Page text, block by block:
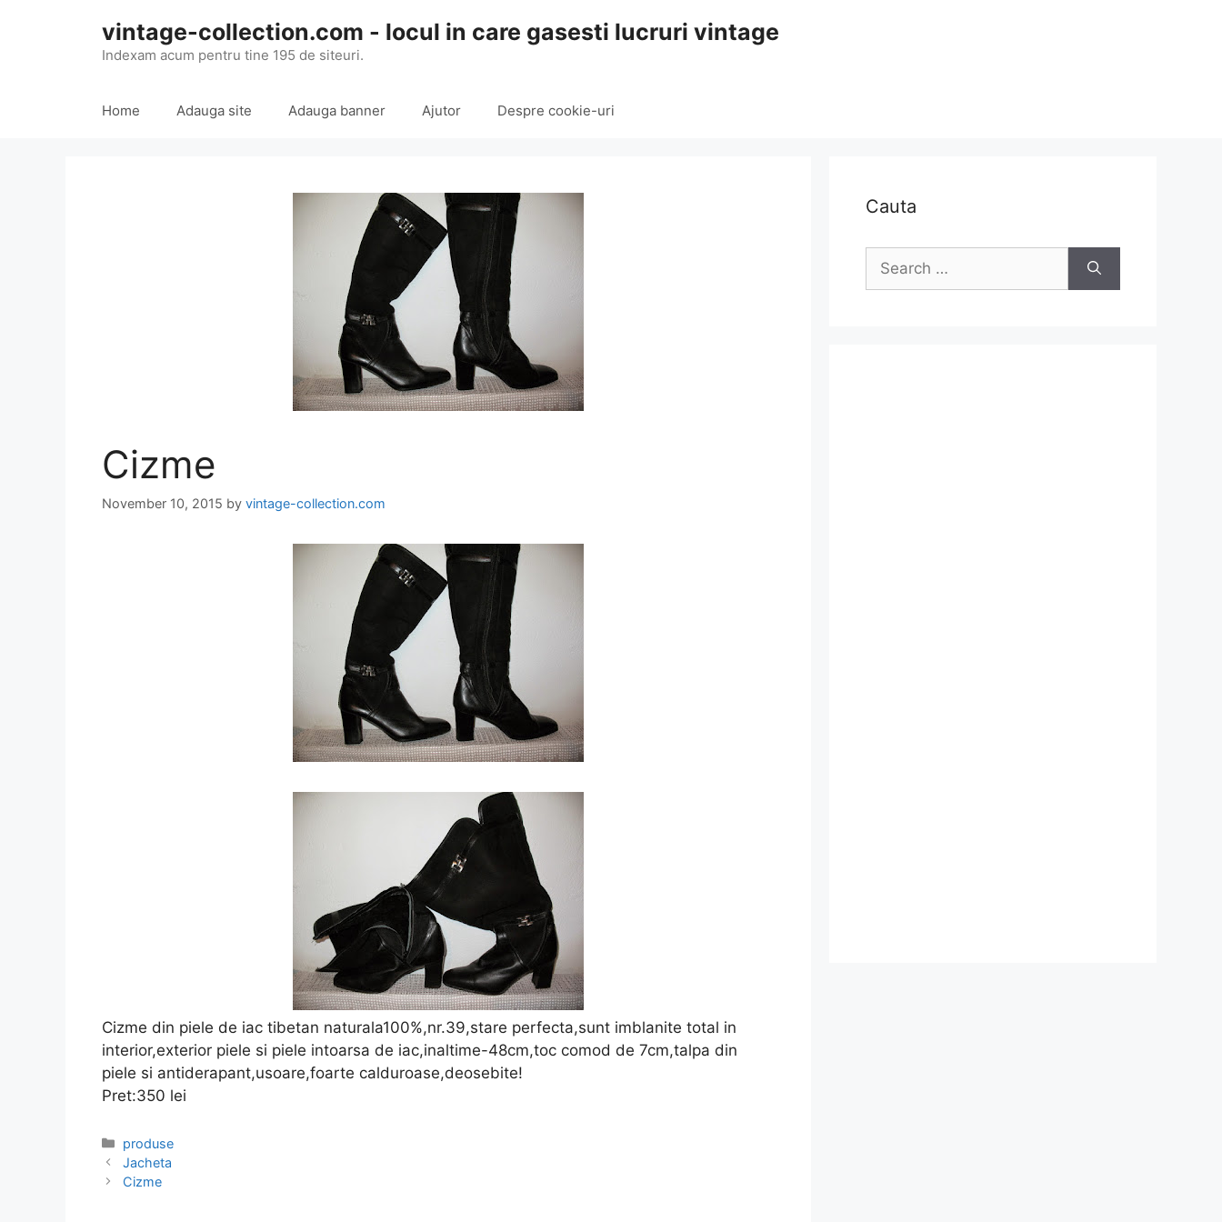
vintage-collection.com - locul in care gasesti lucruri vintage
Indexam acum pentru tine 195 de siteuri.
Home Adauga site Adauga banner Ajutor Despre cookie-uri
Cizme
November 10, 2015 by vintage-collection.com
Cizme din piele de iac tibetan naturala100%,nr.39,stare perfecta,sunt imblanite total in
interior,exterior piele si piele intoarsa de iac,inaltime-48cm,toc comod de 7cm,talpa din
piele si antiderapant,usoare,foarte calduroase,deosebite!
Pret:350 lei
Categories
produse
Jacheta
Cizme
Cauta
Search
for: